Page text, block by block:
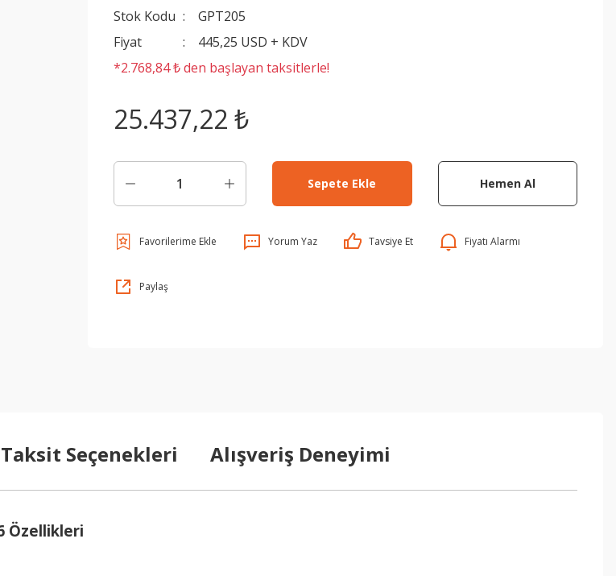
Stok Kodu
GPT205
Fiyat
445,25 USD + KDV
*2.768,84 ₺ den başlayan taksitlerle!
25.437,22 ₺
Sepete Ekle Hemen Al
Yorum Yaz Tavsiye Et Fiyatı Alarmı
Paylaş
Taksit Seçenekleri Alışveriş Deneyimi
Özellikleri